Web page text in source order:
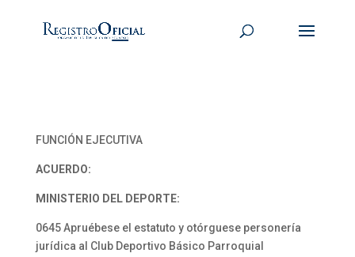
FUNCIÓN EJECUTIVA
ACUERDO:
MINISTERIO DEL DEPORTE:
0645 Apruébese el estatuto y otórguese personería
jurídica al Club Deportivo Básico Parroquial